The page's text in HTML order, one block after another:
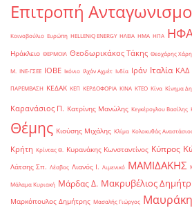
Επιτροπή
Κοινοβούλιο Ευρώπη ΗELLENiQ ENERGY ΗΛΕΙΑ ΗΜΑ ΗΠΑ
Ηράκλειο ΘΕΡΜΟΙΛ Θεοδωρικάκος Τάκης Θεοχάρης
Μ. ΙΝΕ-ΓΣΕΕ ΙΟΒΕ Ικόνιο Ιλχάν Αχμέτ Ινδία Ιράν Ιταλία ΚΑΔ
ΠΑΡΕΜΒΑΣΗ ΚΕΔΑΚ ΚΕΠ ΚΕΡΔΟΦΟΡΙΑ ΚΙΝΑ ΚΤΕΟ Κίνα Κίνημα
Καρανάσιος Π. Κατρίνης Μανώλης Κεγκέρογλου Βασίλης
Θέμης Κιούσης Μιχάλης Κλίμα Κολοκυθάς
Κρήτη Κρίντας Θ. Κυρανάκης Κωνσταντίνος Κύπρος
Λάτσης Σπ. Λέσβος Λιανός Ι. Λιμενικό ΜΑΜΙΔΑΚΗΣ
Μάλαμα Κυριακή Μάρδας Δ. Μακρυβέλιος
Μαρκόπουλος Δημήτρης Μασαλής Γιώργος